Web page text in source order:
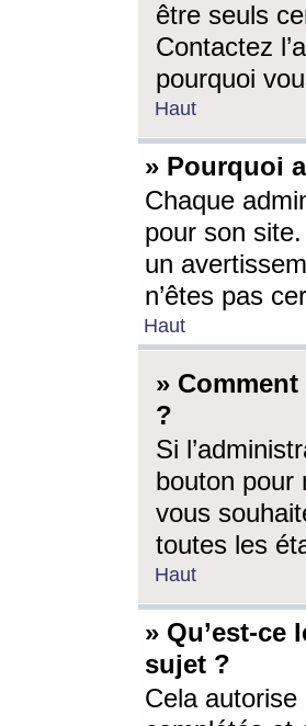
être seuls
Contactez
pourquoi
Haut
» Pourquoi
Chaque
pour son
un
n’êtes pas
Haut
»
?
Si
bouton pour
vous
toutes les
Haut
» Qu’est-ce
sujet ?
Cela